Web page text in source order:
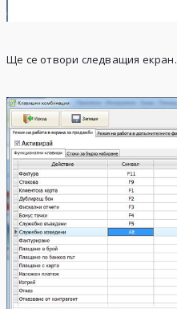
Ще се отвори следващия екран.